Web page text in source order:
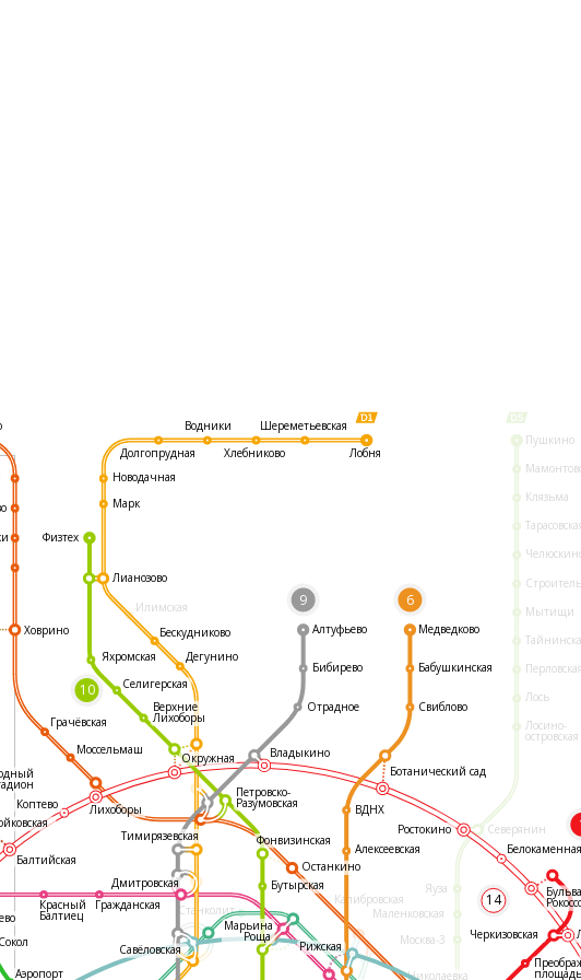
Илимская
Пушкино
Клязьма
Мытищи
Лось
Лосино-
островская
Северянин
Яуза
Маленковская
Москва-3
Николаевка
Калибровская
Станколит
14
9 6
10
Ховрино
Грачёвская
Моссельмаш
Останкино
Медведково
Бабушкинская
Свиблово
ВДНХ
Алексеевская
Рижская
Аэропорт
Сокол
Красный
Балтиец
Гражданская
Дмитровская
Коптево Лихоборы
Балтийская
Окружная
Дегунино
Бескудниково
Верхние
Лихоборы
Селигерская
Физтех
Яхромская
Марк
Лианозово
Новодачная
Долгопрудная
Водники
Хлебниково
Шереметьевская
Лобня
Тимирязевская
Марьина
Роща
Савёловская
Фонвизинская
Бутырская
Петровско-
Разумовская
Бибирево
Отрадное
Владыкино
Ботанический сад
Алтуфьево
Ростокино
Черкизовская
площадь